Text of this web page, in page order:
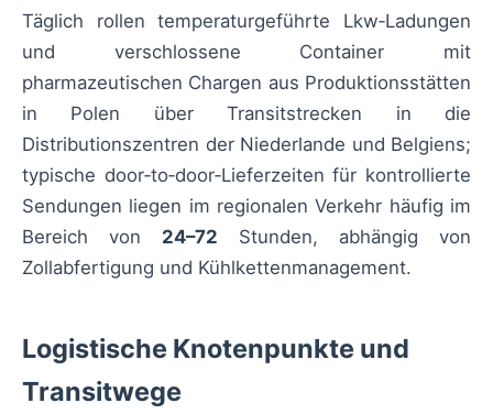
Täglich rollen temperaturgeführte Lkw‑Ladungen
und verschlossene Container mit
pharmazeutischen Chargen aus Produktionsstätten
in Polen über Transitstrecken in die
Distributionszentren der Niederlande und Belgiens;
typische door‑to‑door‑Lieferzeiten für kontrollierte
Sendungen liegen im regionalen Verkehr häufig im
Bereich von 24–72 Stunden, abhängig von
Zollabfertigung und Kühlkettenmanagement.
Logistische Knotenpunkte und
Transitwege